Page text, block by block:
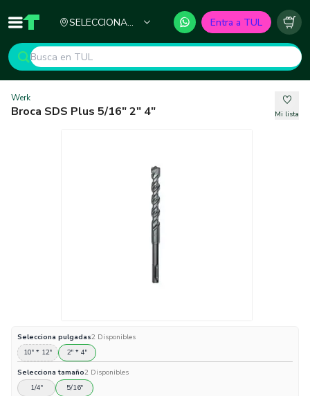
Inicio TUL - Tu Marketplace de Construcción
SELECCIONA
Entra a TUL
Werk
Broca SDS Plus 5/16" 2" 4" Mi lista
Selecciona pulgadas2 Disponibles
10" * 12"
2" * 4"
Selecciona tamaño2 Disponibles
1/4"
5/16"